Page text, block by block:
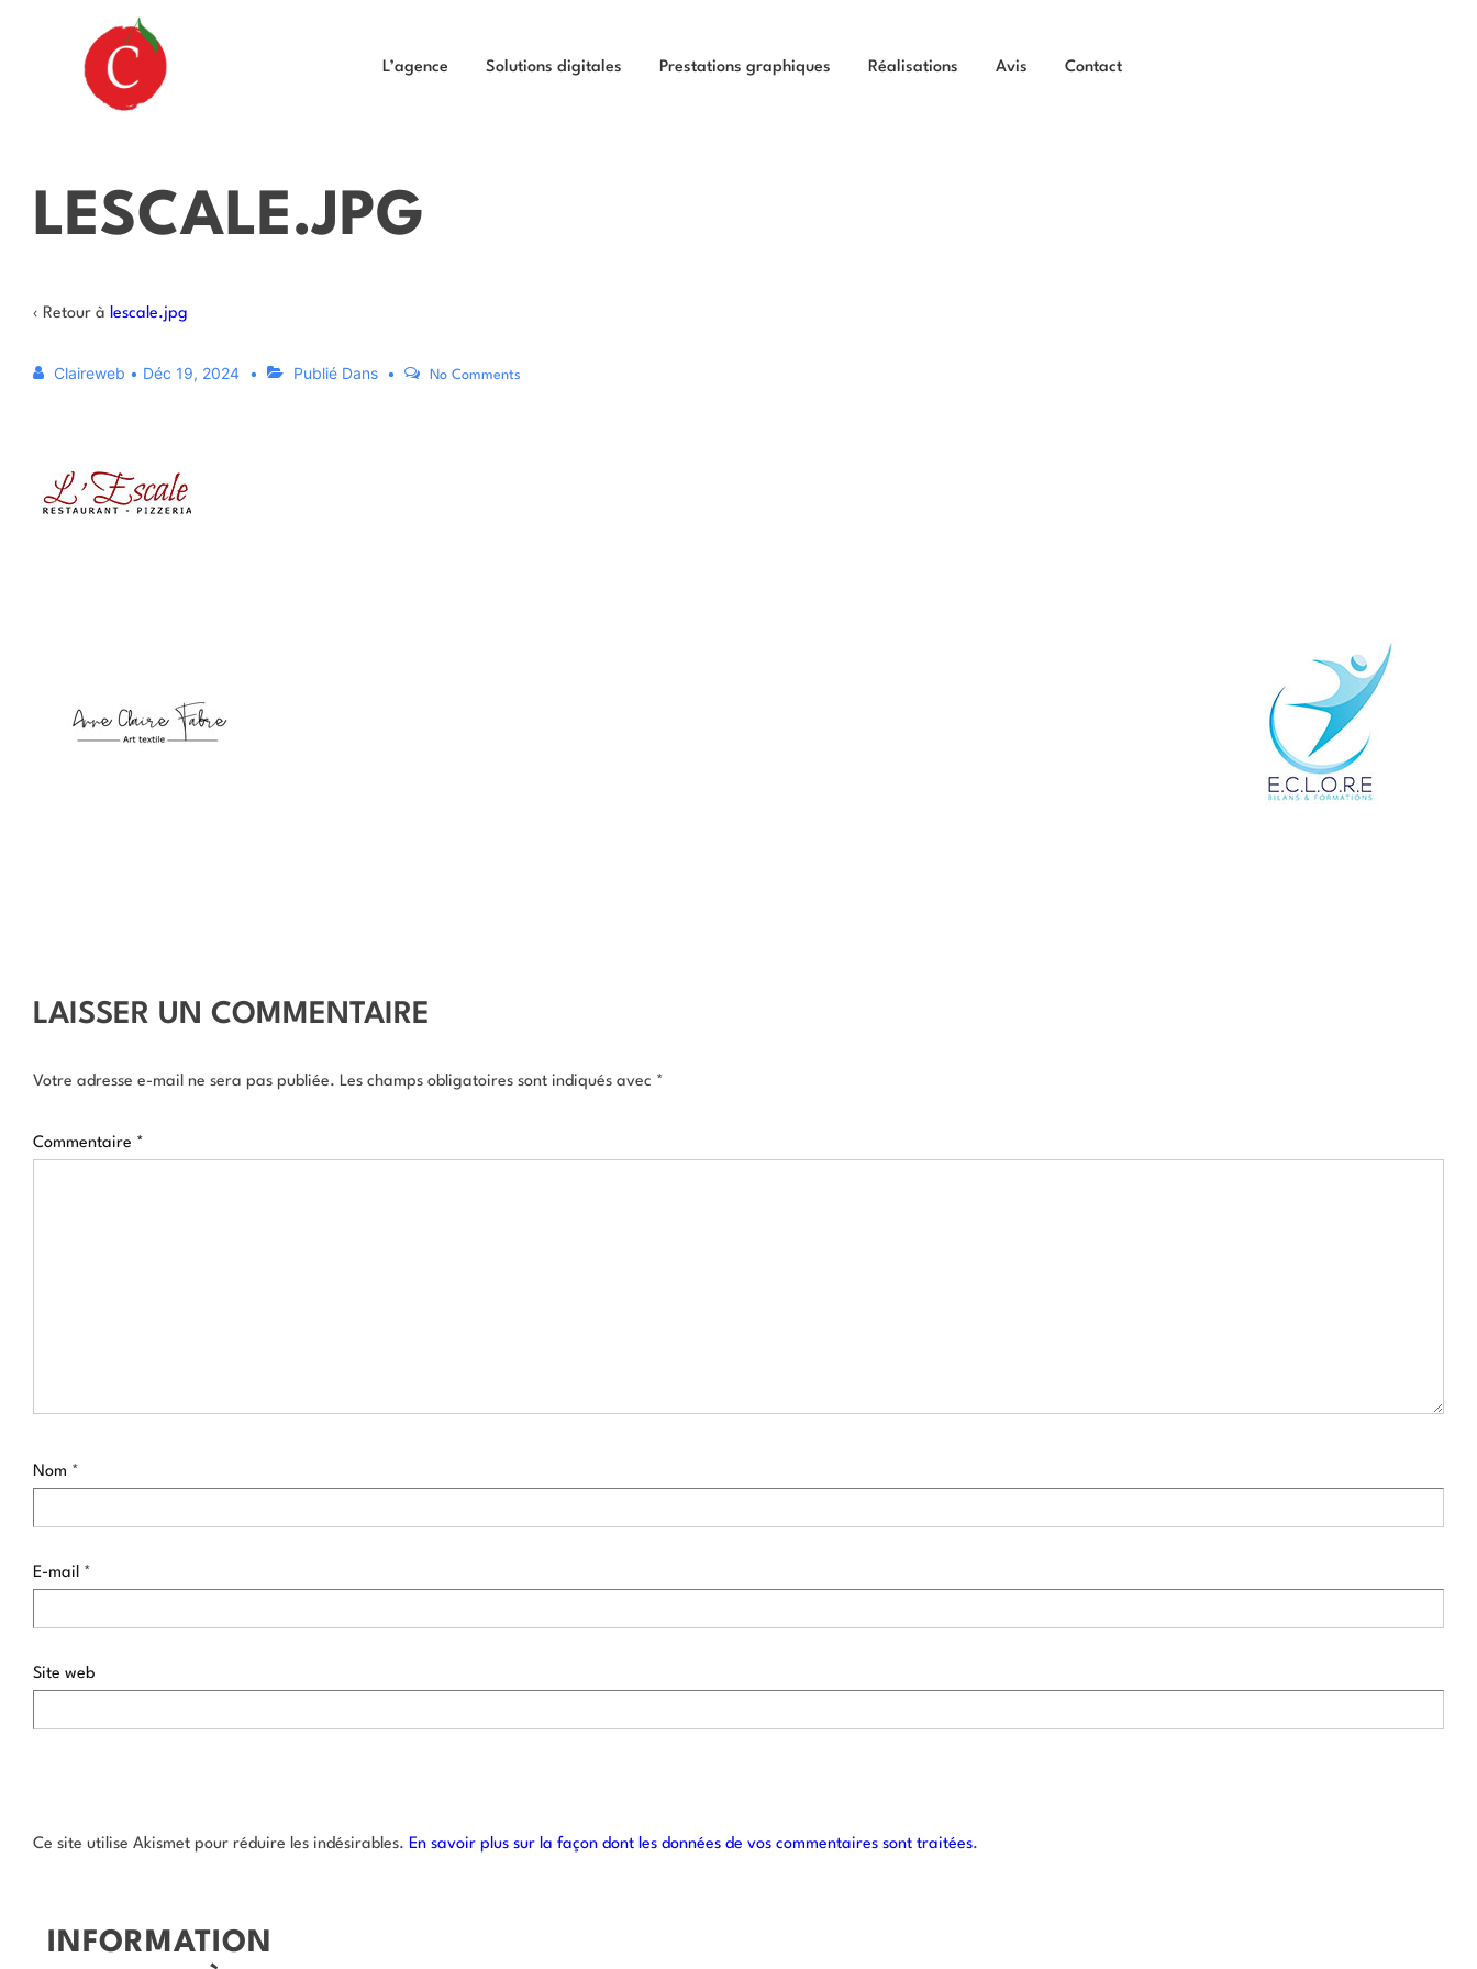
L’agence Solutions digitales Prestations graphiques Réalisations Avis Contact
LESCALE.JPG
‹ Retour à lescale.jpg
Claireweb • Déc 19, 2024 Publié Dans No Comments
LAISSER UN COMMENTAIRE
Votre adresse e-mail ne sera pas publiée. Les champs obligatoires sont indiqués avec *
Commentaire *
Nom *
E-mail *
Site web
Ce site utilise Akismet pour réduire les indésirables. En savoir plus sur la façon dont les données de vos commentaires sont traitées.
INFORMATION